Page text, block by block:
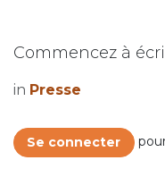
Commencez à
in Presse
Se connecter